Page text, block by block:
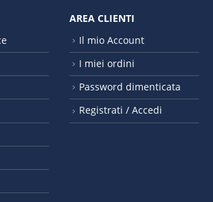
AREA CLIENTI
Il mio Account
I miei ordini
Password dimenticata
Registrati / Accedi